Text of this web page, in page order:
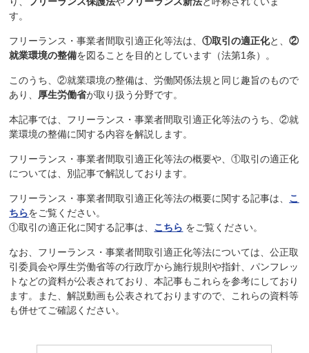
す。
フリーランス・事業者間取引適正化等法は、①取引の適正化と、②
就業環境の整備を図ることを目的としています（法第1条）。
このうち、②就業環境の整備は、労働関係法規と同じ趣旨のもので
あり、 厚生労働省が取り扱う分野です。
本記事では、フリーランス・事業者間取引適正化等法のうち、②就
業環境の整備に関する内容を解説します。
フリーランス・事業者間取引適正化等法の概要や、①取引の適正化
については、別記事で解説しております。
フリーランス・事業者間取引適正化等法の概要に関する記事は、 こ
ちらをご覧ください。
①取引の適正化に関する記事は、 こちら をご覧ください。
なお、フリーランス・事業者間取引適正化等法については、公正取
引委員会や厚生労働省等の行政庁から施行規則や指針、パンフレッ
トなどの資料が公表されており、本記事もこれらを参考にしており
ます。また、解説動画も公表されておりますので、これらの資料等
も併せてご確認ください。